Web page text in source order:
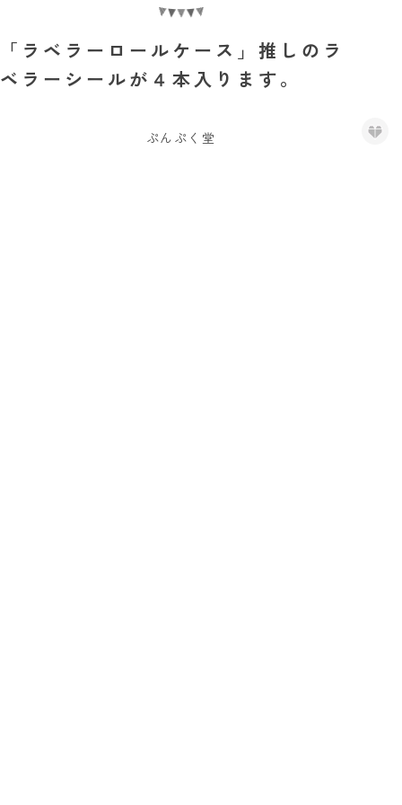
「ラベラーロールケース」推しのラ
ベラーシールが４本入ります。
ぷんぷく堂